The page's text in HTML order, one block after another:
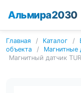
Альмира2030
Главная / Каталог /
объекта
/ Магнитные
Магнитный датчик